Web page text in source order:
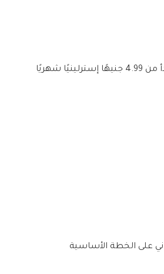
شهريًا
على الخطة الأساسية